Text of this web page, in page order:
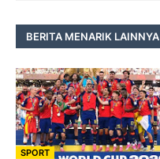
BERITA MENARIK LAINNYA
SPORT